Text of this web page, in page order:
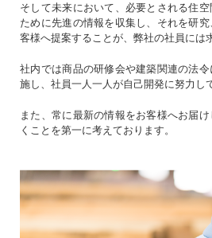
そして未来において、必要とされる住
ために先進の情報を収集し、それを研
客様へ提案することが、弊社の社員には
社内では商品の研修会や建築関連の法
施し、社員一人一人が自己開発に努力し
また、常に最新の情報をお客様へお届
くことを第一に考えております。